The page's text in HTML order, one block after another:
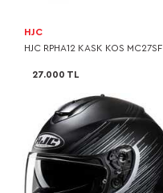
HJC
HJC RPHA12 KASK KOS MC27SF
27.000 TL